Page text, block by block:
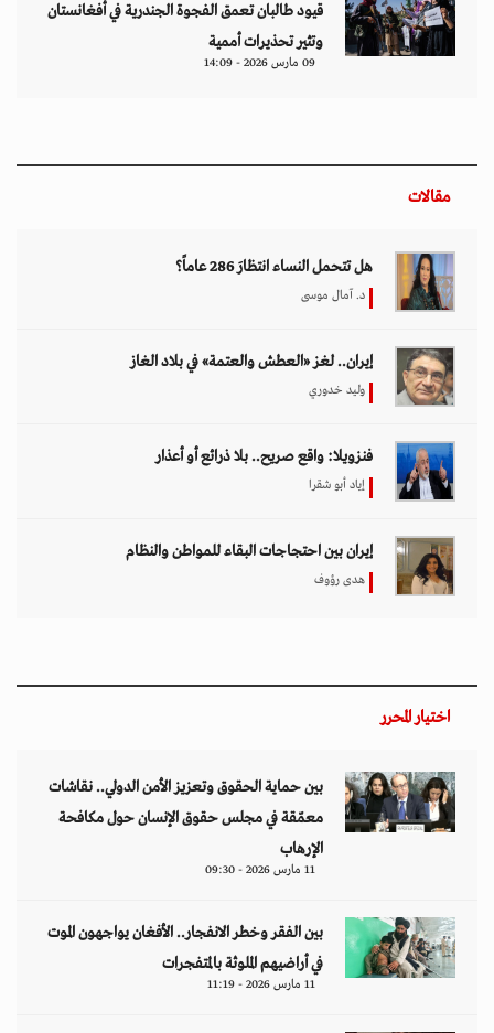
قيود طالبان تعمق الفجوة الجندرية في أفغانستان
وتثير تحذيرات أممية
09 مارس 2026 - 14:09
مقالات
هل تتحمل النساء انتظارَ 286 عاماً؟
د. آمال موسى
إيران.. لغز «العطش والعتمة» في بلاد الغاز
وليد خدوري
فنزويلا: واقع صريح.. بلا ذرائع أو أعذار
إياد أبو شقرا
إيران بين احتجاجات البقاء للمواطن والنظام
هدى رؤوف
اختيار المحرر
بين حماية الحقوق وتعزيز الأمن الدولي.. نقاشات
معمّقة في مجلس حقوق الإنسان حول مكافحة
الإرهاب
11 مارس 2026 - 09:30
بين الفقر وخطر الانفجار.. الأفغان يواجهون الموت
في أراضيهم الملوثة بالمتفجرات
11 مارس 2026 - 11:19